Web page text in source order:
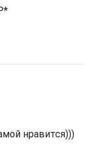
нравится)))